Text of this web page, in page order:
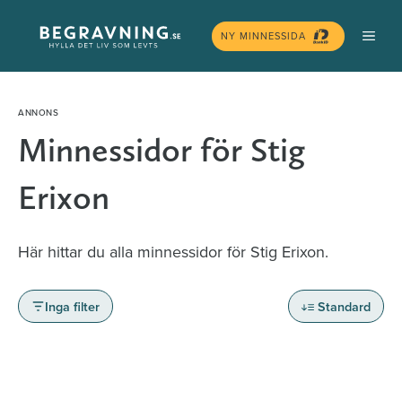
innehåll
NY MINNESSIDA
Minnessidor för Stig
Erixon
Här hittar du alla minnessidor för Stig Erixon.
Inga filter Standard